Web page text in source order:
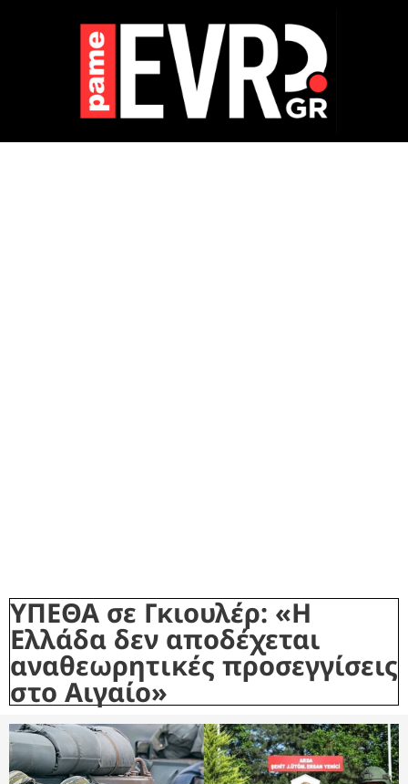
ΥΠΕΘΑ σε Γκιουλέρ: «Η
Ελλάδα δεν αποδέχεται
αναθεωρητικές προσεγγίσεις
στο Αιγαίο»